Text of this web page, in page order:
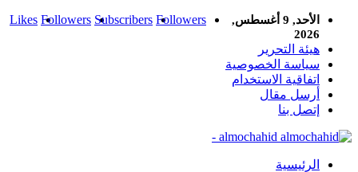
Likes Followers Subscribers Followers
الأحد, 9 أغسطس,
2026
هيئة التحرير
سياسة الخصوصية
اتفاقية الاستخدام
أرسل مقال
إتصل بنا
almochahid -
الرئيسية